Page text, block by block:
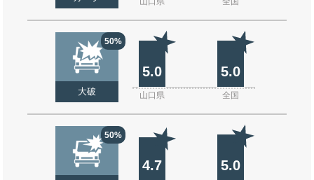
50%
大破
5.0 5.0
山口県 全国
50%
4.7 5.0